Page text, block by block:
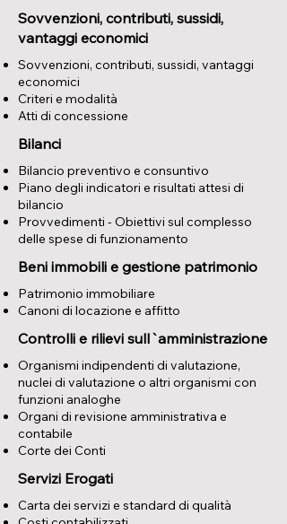
Sovvenzioni, contributi, sussidi,
vantaggi economici
​Sovvenzioni, contributi, sussidi, vantaggi
economici
Criteri e modalità
Atti di concessione
Bilanci
Bilancio preventivo e consuntivo
Piano degli indicatori e risultati attesi di
bilancio
Provvedimenti - Obiettivi sul complesso
delle spese di funzionamento
Beni immobili e gestione patrimonio
Patrimonio immobiliare
Canoni di locazione e affitto
Controlli e rilievi sull`amministrazione
Organismi indipendenti di valutazione,
nuclei di valutazione o altri organismi con
funzioni analoghe
Organi di revisione amministrativa e
contabile
Corte dei Conti
Servizi Erogati
Carta dei servizi e standard di qualità